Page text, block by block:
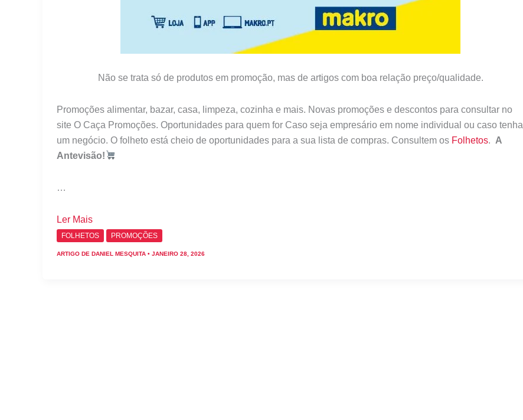
Não se trata só de produtos em promoção, mas de artigos com boa relação preço/qualidade.
Promoções alimentar, bazar, casa, limpeza, cozinha e mais. Novas promoções e descontos para consultar no
site O Caça Promoções. Oportunidades para quem for Caso seja empresário em nome individual ou caso tenha
um negócio. O folheto está cheio de oportunidades para a sua lista de compras. Consultem os Folhetos. A
Antevisão!
…
Folheto
Makro
–
Ler Mais
FOLHETOS PROMOÇÕES
ARTIGO DE DANIEL MESQUITA • JANEIRO 28, 2026